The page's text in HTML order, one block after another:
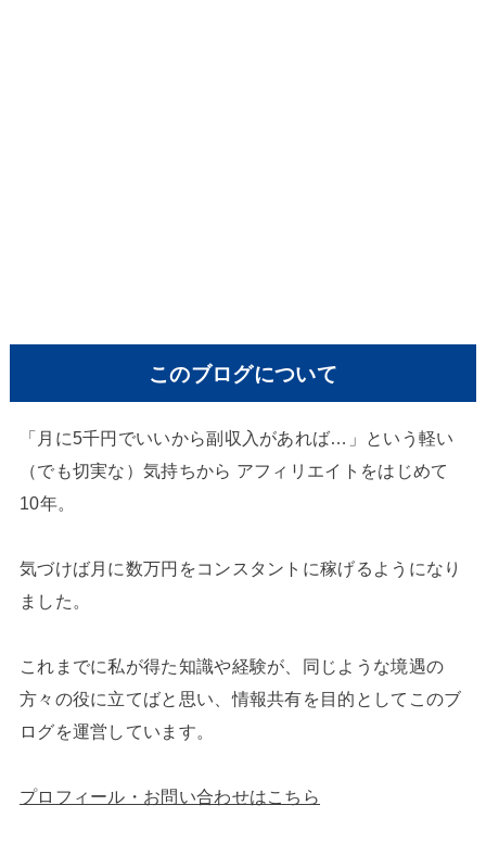
このブログについて
「月に5千円でいいから副収入があれば…」という軽い
（でも切実な）気持ちから アフィリエイトをはじめて
10年。
気づけば月に数万円をコンスタントに稼げるようになり
ました。
これまでに私が得た知識や経験が、同じような境遇の
方々の役に立てばと思い、情報共有を目的としてこのブ
ログを運営しています。
プロフィール・お問い合わせはこちら